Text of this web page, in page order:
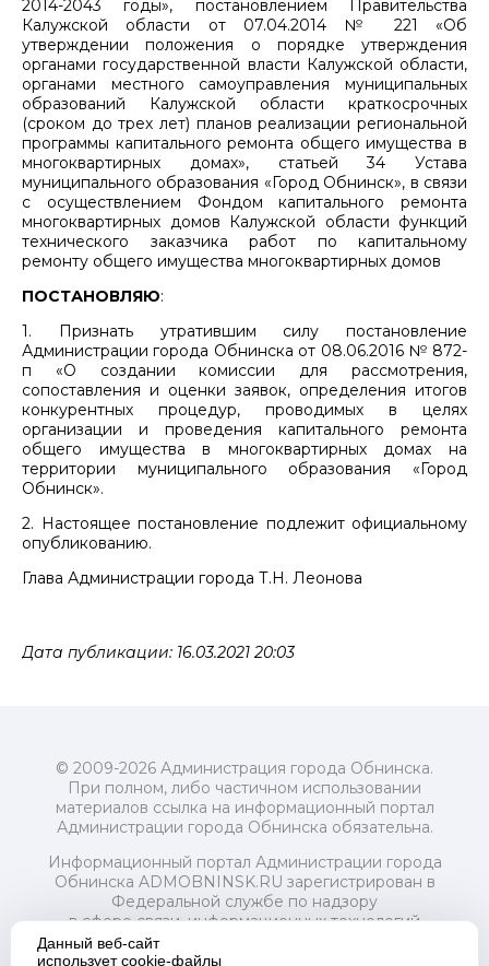
2014-2043 годы», постановлением Правительства
Калужской области от 07.04.2014 № 221 «Об
утверждении положения о порядке утверждения
органами государственной власти Калужской области,
органами местного самоуправления муниципальных
образований Калужской области краткосрочных
(сроком до трех лет) планов реализации региональной
программы капитального ремонта общего имущества в
многоквартирных домах», статьей 34 Устава
муниципального образования «Город Обнинск», в связи
с осуществлением Фондом капитального ремонта
многоквартирных домов Калужской области функций
технического заказчика работ по капитальному
ремонту общего имущества многоквартирных домов
ПОСТАНОВЛЯЮ:
1. Признать утратившим силу постановление
Администрации города Обнинска от 08.06.2016 № 872-
п «О создании комиссии для рассмотрения,
сопоставления и оценки заявок, определения итогов
конкурентных процедур, проводимых в целях
организации и проведения капитального ремонта
общего имущества в многоквартирных домах на
территории муниципального образования «Город
Обнинск».
2. Настоящее постановление подлежит официальному
опубликованию.
Глава Администрации города Т.Н. Леонова
Дата публикации: 16.03.2021 20:03
© 2009-2026 Администрация города Обнинска.
При полном, либо частичном использовании
материалов ссылка на информационный портал
Администрации города Обнинска обязательна.
Информационный портал Администрации города
Обнинска ADMOBNINSK.RU зарегистрирован в
Федеральной службе по надзору
в сфере связи, информационных технологий
и массовых коммуникаций (Роскомнадзор) 24 июля
2018 года.
Данный веб-сайт
использует cookie-файлы